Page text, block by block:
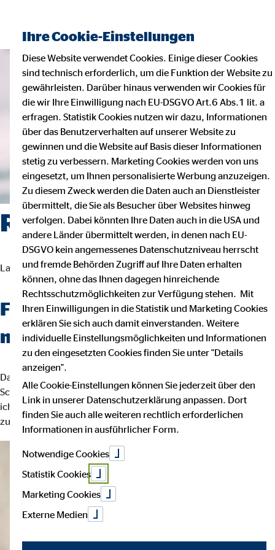
Rolf Butschkat — Berlin
Landesdirektor für die OVB Vermögensberatung AG
Fachchinesisch werden Sie bei
mir nicht hören.
Das wichtigste an einer guten Finanzberatung ist, dass Sie jeden
Schritt verstehen. Darum erkläre ich Ihnen bis ins Detail, warum
ich eine bestimmte Finanzlösung empfehle und inwiefern diese
zu Ihnen und Ihren individuellen Bedürfnissen passt.
Ihre Cookie-Einstellungen
Diese Website verwendet Cookies. Einige dieser Cookies
sind technisch erforderlich, um die Funktion der Website zu
gewährleisten. Darüber hinaus verwenden wir Cookies für
die wir Ihre Einwilligung nach EU-DSGVO Art.6 Abs.1 lit. a
erfragen. Statistik Cookies nutzen wir dazu, Informationen
über das Benutzerverhalten auf unserer Website zu
gewinnen und die Website auf Basis dieser Informationen
stetig zu verbessern. Marketing Cookies werden von uns
eingesetzt, um Ihnen personalisierte Werbung anzuzeigen.
Zu diesem Zweck werden die Daten auch an Dienstleister
übermittelt, die Sie als Besucher über Websites hinweg
verfolgen. Dabei könnten Ihre Daten auch in die USA und
andere Länder übermittelt werden, in denen nach EU-
DSGVO kein angemessenes Datenschutzniveau herrscht
und fremde Behörden Zugriff auf Ihre Daten erhalten
können, ohne das Ihnen dagegen hinreichende
Rechtsschutzmöglichkeiten zur Verfügung stehen. Mit
Ihren Einwilligungen in die Statistik und Marketing Cookies
erklären Sie sich auch damit einverstanden. Weitere
individuelle Einstellungsmöglichkeiten und Informationen
zu den eingesetzten Cookies finden Sie unter "Details
anzeigen".
Alle Cookie-Einstellungen können Sie jederzeit über den
Link in unserer Datenschutzerklärung anpassen. Dort
finden Sie auch alle weiteren rechtlich erforderlichen
Informationen in ausführlicher Form.
Notwendige Cookies
Statistik Cookies
Marketing Cookies
Externe Medien